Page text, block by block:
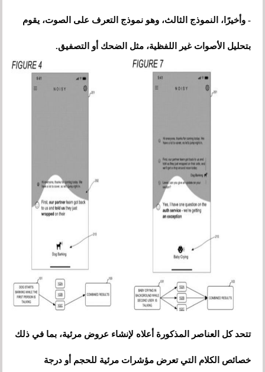
- وأخيرًا، النموذج الثالث، وهو نموذج التعرف على الصوت، يقوم
بتحليل الأصوات غير اللفظية، مثل الضحك أو التصفيق.
تتحد كل العناصر المذكورة أعلاه لإنشاء عروض مرئية، بما في ذلك
خصائص الكلام التي تعرض مؤشرات مرئية للحجم أو درجة